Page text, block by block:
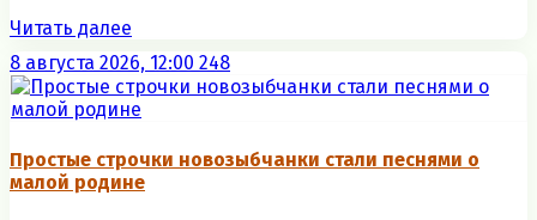
Читать далее
8 августа 2026, 12:00 248
Простые строчки новозыбчанки стали песнями о
малой родине